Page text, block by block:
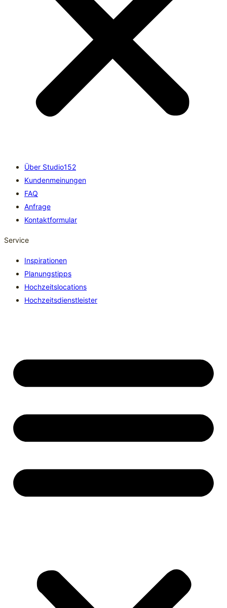
Über Studio152
Kundenmeinungen
FAQ
Anfrage
Kontaktformular
Service
Inspirationen
Planungstipps
Hochzeitslocations
Hochzeitsdienstleister